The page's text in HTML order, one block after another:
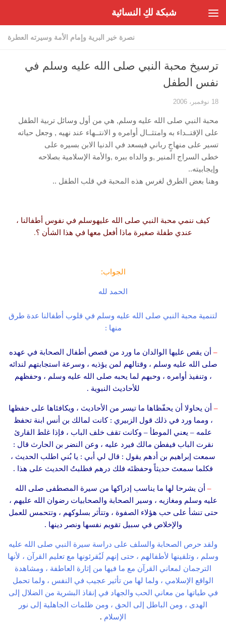
شبكة لكِ النسائية
نصرة خير البرية وإمام الأمة وسيرته العطرة
ترسيخ محبة النبي صلى الله عليه وسلم في
نفس الطفل
18 نوفمبر، 2006
محبة النبي صلى الله عليه وسلم, هي من أول وسائل تربية الطفل
على الإقتــداء به وامتثــال أوامره و الانتــهاء عند نهيه , وجعل حياته
تسير على منهاجٍ رباني فيسعد في الدنيا الابن بسيره على
خطى السراج المنير ,و والداه ببره ,والأمة الإسلامية بصلاحه
وإيجابيته..
وهنا بعض الطرق لغرس هذه المحبة في قلب الطفل ..
كيف ننمي محبة النبي صلى الله عليهوسلم في نفوس أطفالنا ،
عندي طفلة صغيرة ماذا أفعل معها في هذا الشأن ؟.
الجواب:
الحمد لله
لتنمية محبة النبي صلى الله عليه وسلم في قلوب أطفالنا عدة طرق
منها :
– أن يقص عليها الوالدان ما ورد من قصص أطفال الصحابة في عهده
صلى الله عليه وسلم ، وقتالهم لمن يؤذيه ، وسرعة استجابتهم لندائه
، وتنفيذ أوامره ، وحبهم لما يحبه صلى الله عليه وسلم ، وحفظهم
للأحاديث النبوية .
– أن يحاولا أن يحفّظاها ما تيسر من الأحاديث ، ويكافئاها على حفظها
، ومما ورد في ذلك قول الزبيري : كانت لمالك بن أنس ابنة تحفظ
علمه – يعني الموطأ – وكانت تقف خلف الباب ، فإذا غلط القارئ
نقرت الباب فيفطن مالك فيرد عليه ، وعن النضر بن الحارث قال :
سمعت إبراهيم بن أدهم يقول : قال لي أبي : يا بُني اطلب الحديث ،
فكلما سمعتَ حديثاً وحفظتَه فلك درهم فطلبتُ الحديث على هذا .
– أن يشرحا لها ما يناسب إدراكها من سيرة المصطفى صلى الله
عليه وسلم ومغازيه ، وسير الصحابة والصحابيات رضوان الله عليهم ،
حتى تنشأ على حب هؤلاء الصفوة ، وتتأثر بسلوكهم ، وتتحمس للعمل
والإخلاص في سبيل تقويم نفسها ونصر دينها .
ولقد حرص الصحابة والسلف على دراسة سيرة النبي صلى الله عليه
وسلم ، وتلقينها لأطفالهم ، حتى إنهم لَيُقرئونها مع تعليم القرآن ، لأنها
الترجمان لمعاني القرآن مع ما فيها من إثارة العاطفة ، ومشاهدة
الواقع الإسلامي ، ولما لها من تأثير عجيب في النفس ، ولما تحمل
في طياتها من معاني الحب والجهاد في إنقاذ البشرية من الضلال إلى
الهدى ، ومن الباطل إلى الحق ، ومن ظلمات الجاهلية إلى نور
الإسلام .